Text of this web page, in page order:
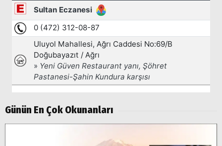
Günün En Çok Okunanları